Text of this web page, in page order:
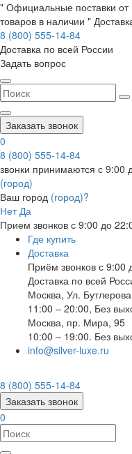
" Официальные поставки
товаров в наличии "
8 (800) 555-14-84
Доставка по всей России
Задать вопрос
Заказать звонок
0
8 (800) 555-14-84
звонки принимаются с
(город)
Ваш город (город)?
Нет Да
Прием звонков с 9:00 до
Где купить
Доставка
Приём звонков с 9:00
Доставка по всей
Москва, Ул.
11:00 – 20:00, Без
Москва, пр. Мира, 95
10:00 – 19:00. Без
info@silver-luxe.ru
8 (800) 555-14-84
Заказать звонок
0